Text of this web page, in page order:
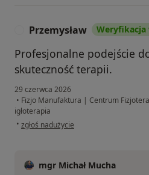
Przemysław Weryfikacja
Profesjonalne podejście
skuteczność terapii.
29 czerwca 2026
• Fizjo Manufaktura | Centrum
igłoterapia
• w opinii użytkownika Przemysław
zgłoś nadużycie
mgr Michał Mucha